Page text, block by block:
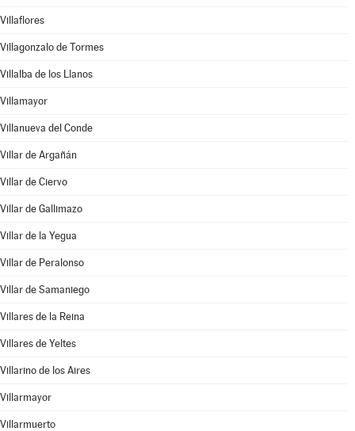
Villaflores
Villagonzalo de Tormes
Villalba de los Llanos
Villamayor
Villanueva del Conde
Villar de Argañán
Villar de Ciervo
Villar de Gallimazo
Villar de la Yegua
Villar de Peralonso
Villar de Samaniego
Villares de la Reina
Villares de Yeltes
Villarino de los Aires
Villarmayor
Villarmuerto